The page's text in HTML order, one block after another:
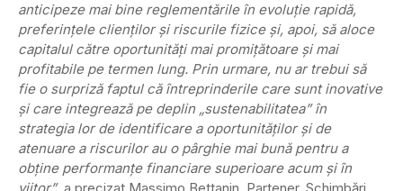
anticipeze mai bine reglementările în evoluție rapidă,
preferințele clienților și riscurile fizice și, apoi, să aloce
capitalul către oportunități mai promițătoare și mai
profitabile pe termen lung. Prin urmare, nu ar trebui să
fie o surpriză faptul că întreprinderile care sunt inovative
și care integrează pe deplin „sustenabilitatea” în
strategia lor de identificare a oportunităților și de
atenuare a riscurilor au o pârghie mai bună pentru a
obține performanțe financiare superioare acum și în